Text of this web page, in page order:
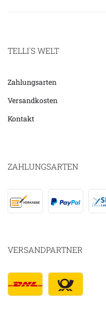
TELLI´S WELT
Zahlungsarten
Versandkosten
Kontakt
ZAHLUNGSARTEN
VERSANDPARTNER